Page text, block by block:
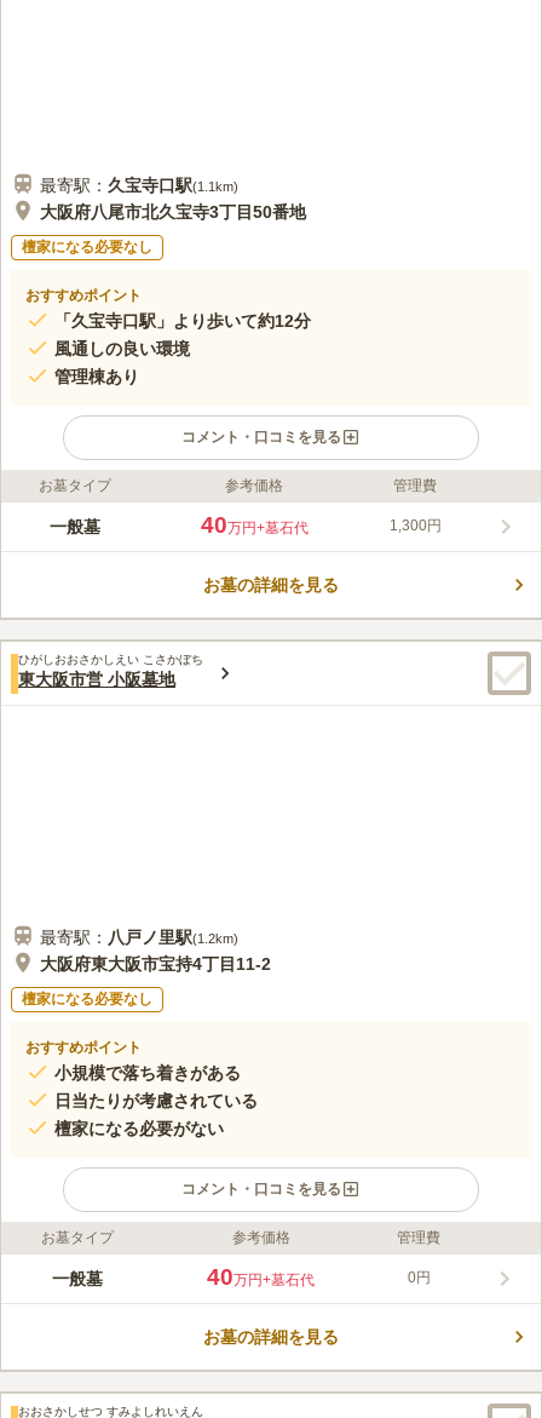
最寄駅： 久宝寺口駅(1.1km)
大阪府八尾市北久宝寺3丁目50番地
檀家になる必要なし
おすすめポイント
「久宝寺口駅」より歩いて約12分
風通しの良い環境
管理棟あり
コメント・口コミを見る
ライフドット編集部のコメント
開放的な空間が印象的な、八尾市にある民営霊苑です。入口を入
雰囲気の霊園です。緑に囲まれた優しい雰囲気の中でお参りがで
てることができます。園内は、地域の方がお世話しているので清
潔感があり綺麗なです。トイレも利用できるので長時間のお参り
でも安心です。
口コミ評価
みんなの評価
3.5
60代男性
ろうそくや花はお墓の事務所で販売されています。飲食物は販売
お墓タイプ 参考価格 管理費
一般墓 40万円+墓石代 1,300円
お墓の詳細を見る
ひがしおおさかしえい こさかぼち
東大阪市営 小阪墓地
最寄駅： 八戸ノ里駅(1.2km)
大阪府東大阪市宝持4丁目11-2
檀家になる必要なし
おすすめポイント
小規模で落ち着きがある
日当たりが考慮されている
檀家になる必要がない
コメント・口コミを見る
ライフドット編集部のコメント
住宅街の中にあり、周囲と調和が取れている印象がある東大阪市
かりと確保されており、ゆったりしています。また、日当たりも
口コミ評価
お墓タイプ 参考価格 管理費
一般墓 40万円+墓石代 0円
お墓の詳細を見る
おおさかしせつ すみよしれいえん